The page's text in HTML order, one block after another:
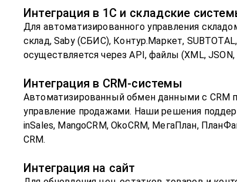
Интеграция в 1С и складские
Для автоматизированного управления
склад, Saby (СБИС), Контур.Маркет,
осуществляется через API, файлы (XML,
Интеграция в CRM-системы
Автоматизированный обмен данными с CRM
управление продажами. Наши решения
inSales, MangoCRM, OkoCRM, МегаПлан,
CRM.
Интеграция на сайт